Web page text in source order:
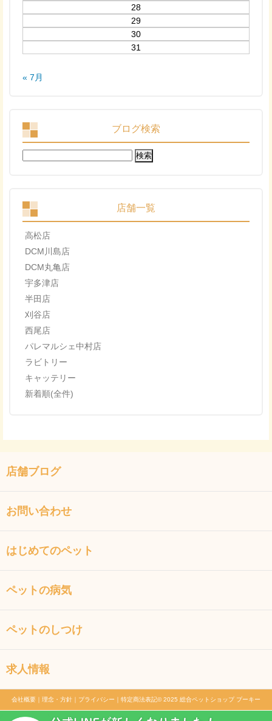
28
29
30
31
« 7月
ブログ検索
検
索:
店舗一覧
高松店
DCM川島店
DCM丸亀店
宇多津店
半田店
刈谷店
西尾店
パレマルシェ中村店
ラビトリー
キャッテリー
新着順(全件)
店舗ブログ
お問い合わせ
はじめてのペット
ペットの病気
ペットのしつけ
求人情報
会社概要 理念・方針 プライバシー 特定商法表記© 2025 総合ペットショップ プーキー